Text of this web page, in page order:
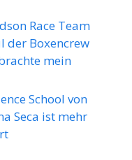
Race Team
der Boxencrew
mein
School von
Seca ist mehr